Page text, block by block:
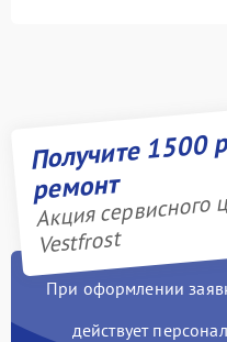
Получите 1500
ремонт
Акция сервисного
Vestfrost
При оформлении
действует